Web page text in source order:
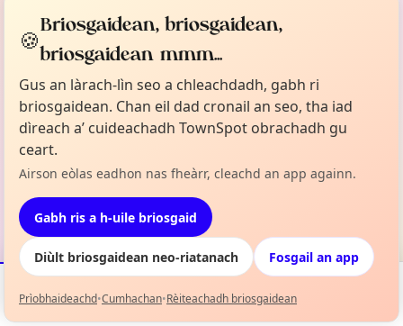
Tachartasan Mapa Mo Liosta
🍪Briosgaidean, briosgaidean,
briosgaidean mmm...
Gus an làrach-lìn seo a chleachdadh, gabh ri
briosgaidean. Chan eil dad cronail an seo, tha iad
dìreach a’ cuideachadh TownSpot obrachadh gu
ceart.
Airson eòlas eadhon nas fheàrr, cleachd an app againn.
Gabh ris a h-uile briosgaid
Diùlt briosgaidean neo-riatanach Fosgail an app
Prìobhaideachd•Cumhachan•Rèiteachadh briosgaidean